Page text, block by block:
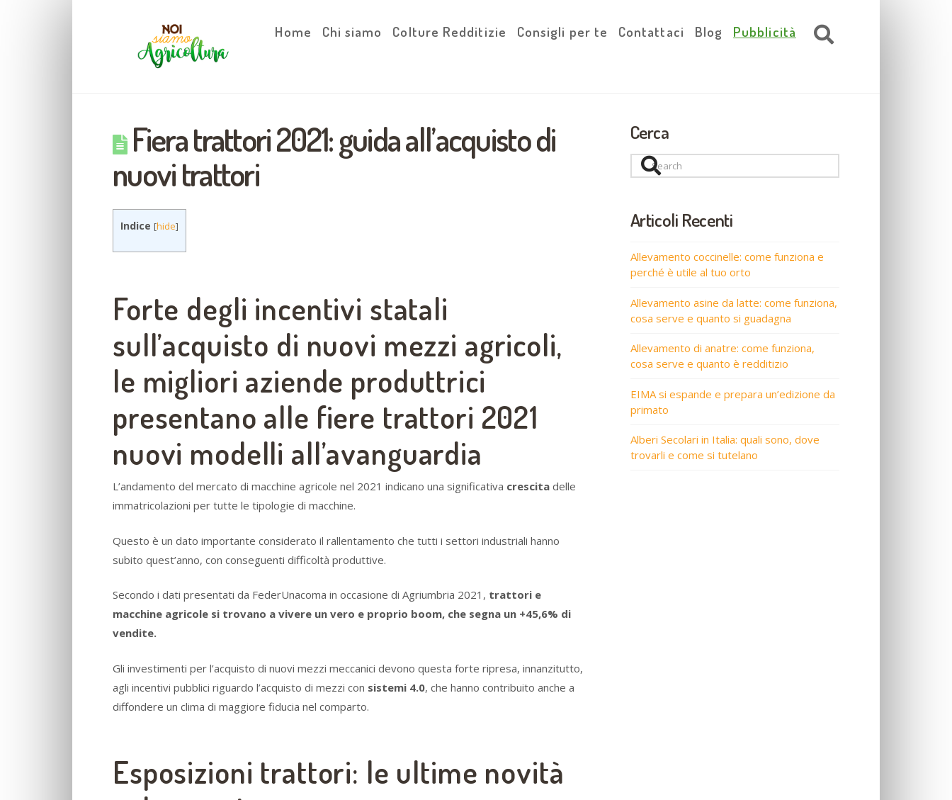
Home Chi siamo Colture Redditizie Consigli per te Contattaci Blog Pubblicità
Fiera trattori 2021: guida all’acquisto di
nuovi trattori
Indice [hide]
Forte degli incentivi statali
sull’acquisto di nuovi mezzi agricoli,
le migliori aziende produttrici
presentano alle fiere trattori 2021
nuovi modelli all’avanguardia
L’andamento del mercato di macchine agricole nel 2021 indicano una significativa crescita delle
immatricolazioni per tutte le tipologie di macchine.
Questo è un dato importante considerato il rallentamento che tutti i settori industriali hanno
subito quest’anno, con conseguenti difficoltà produttive.
Secondo i dati presentati da FederUnacoma in occasione di Agriumbria 2021, trattori e
macchine agricole si trovano a vivere un vero e proprio boom, che segna un +45,6% di
vendite.
Gli investimenti per l’acquisto di nuovi mezzi meccanici devono questa forte ripresa, innanzitutto,
agli incentivi pubblici riguardo l’acquisto di mezzi con sistemi 4.0, che hanno contribuito anche a
diffondere un clima di maggiore fiducia nel comparto.
Esposizioni trattori: le ultime novità
Cerca
Search
Articoli Recenti
Allevamento coccinelle: come funziona e
perché è utile al tuo orto
Allevamento asine da latte: come funziona,
cosa serve e quanto si guadagna
Allevamento di anatre: come funziona,
cosa serve e quanto è redditizio
EIMA si espande e prepara un’edizione da
primato
Alberi Secolari in Italia: quali sono, dove
trovarli e come si tutelano